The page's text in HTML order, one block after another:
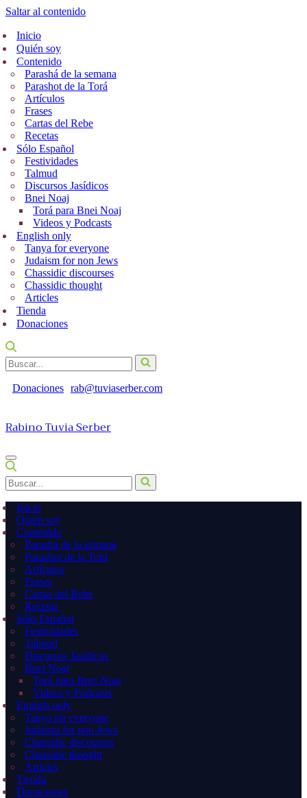
Saltar al contenido
Inicio
Quién soy
Contenido
Parashá de la semana
Parashot de la Torá
Artículos
Frases
Cartas del Rebe
Recetas
Sólo Español
Festividades
Talmud
Discursos Jasídicos
Bnei Noaj
Torá para Bnei Noaj
Videos y Podcasts
English only
Tanya for everyone
Judaism for non Jews
Chassidic discourses
Chassidic thought
Articles
Tienda
Donaciones
Buscar...
Donaciones rab@tuviaserber.com
Rabino Tuvia Serber
Menú
de
navegación
Buscar...
Inicio
Quién soy
Contenido
Parashá de la semana
Parashot de la Torá
Artículos
Frases
Cartas del Rebe
Recetas
Sólo Español
Festividades
Talmud
Discursos Jasídicos
Bnei Noaj
Torá para Bnei Noaj
Videos y Podcasts
English only
Tanya for everyone
Judaism for non Jews
Chassidic discourses
Chassidic thought
Articles
Tienda
Donaciones